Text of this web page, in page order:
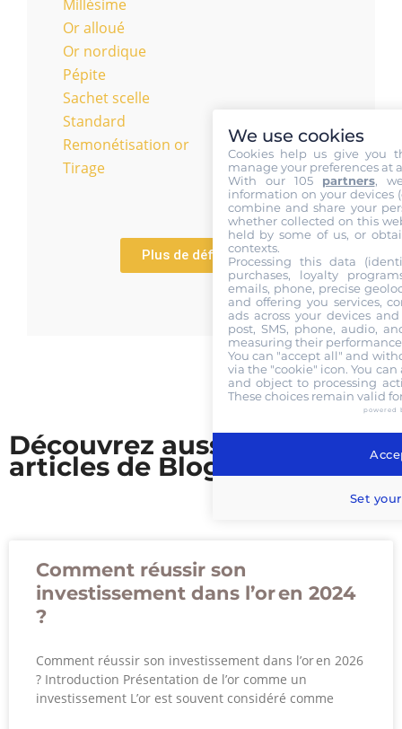
Millésime
Or alloué
Or nordique
Pépite
Sachet scelle
Standard
Remonétisation or
Tirage
Plus de définitions
Découvrez aussi nos
articles de Blog
Comment réussir son
investissement dans l’or en 2024
?
Comment réussir son investissement dans l’or en 2026
? Introduction Présentation de l’or comme un
investissement L’or est souvent considéré comme
We use cookies
Cookies help us give you
manage your preferences at
With our 105 partners,
information on your devices
combine and share your
whether collected on this
held by some of us, or
contexts.
Processing this data
purchases, loyalty
emails, phone, precise
and offering you services,
ads across your devices
post, SMS, phone, audio,
measuring their
You can "accept all" and
via the "cookie" icon. You
and object to processing
These choices remain valid
powered
Set